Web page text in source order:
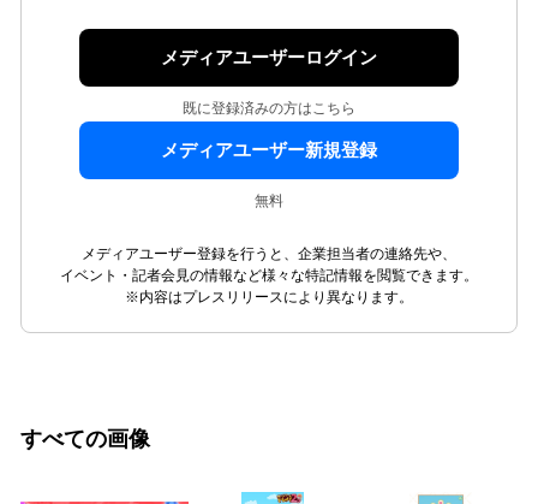
メディアユーザーログイン
既に登録済みの方はこちら
メディアユーザー新規登録
無料
メディアユーザー登録を行うと、企業担当者の連絡先や、
イベント・記者会見の情報など様々な特記情報を閲覧できます。
※内容はプレスリリースにより異なります。
すべての画像